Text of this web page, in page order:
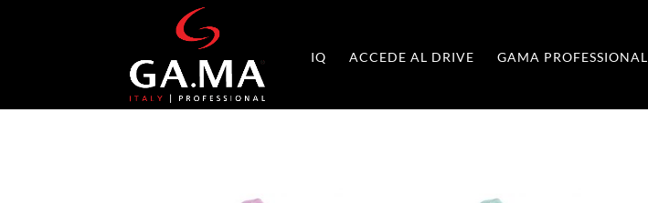
IQ ACCEDE AL DRIVE GAMA PROFESSIONAL